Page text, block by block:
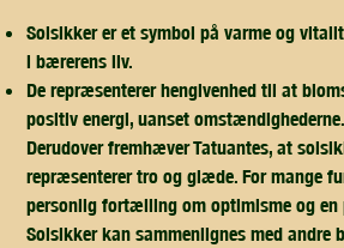
Solsikker er et symbol på varme og
i bærerens liv.
De repræsenterer hengivenhed til at
positiv energi, uanset omstændighederne.
Derudover fremhæver Tatuantes, at
repræsenterer tro og glæde. For mange
personlig fortælling om optimisme og
Solsikker kan sammenlignes med andre